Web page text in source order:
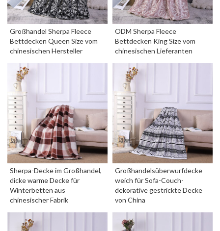
Großhandel Sherpa Fleece
Bettdecken Queen Size vom
chinesischen Hersteller
ODM Sherpa Fleece
Bettdecken King Size vom
chinesischen Lieferanten
Sherpa-Decke im Großhandel,
dicke warme Decke für
Winterbetten aus
chinesischer Fabrik
Großhandelsüberwurfdecke
weich für Sofa-Couch-
dekorative gestrickte Decke
von China